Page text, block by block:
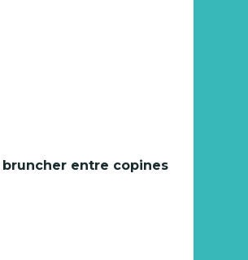
bruncher entre copines